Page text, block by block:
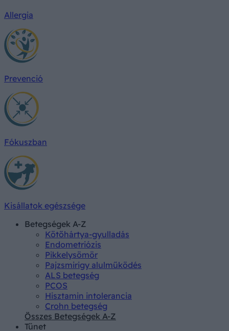
Allergia
Prevenció
Fókuszban
Kisállatok egészsége
Betegségek A-Z
Kötőhártya-gyulladás
Endometriózis
Pikkelysömör
Pajzsmirigy alulműködés
ALS betegség
PCOS
Hisztamin intolerancia
Crohn betegség
Összes Betegségek A-Z
Tünet